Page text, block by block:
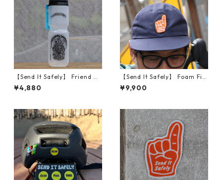
【Send It Safely】 Friend Of
The Devil 30oz
¥4,880
【Send It Safely】 Foam Fin
ger MUSA Hats
¥9,900